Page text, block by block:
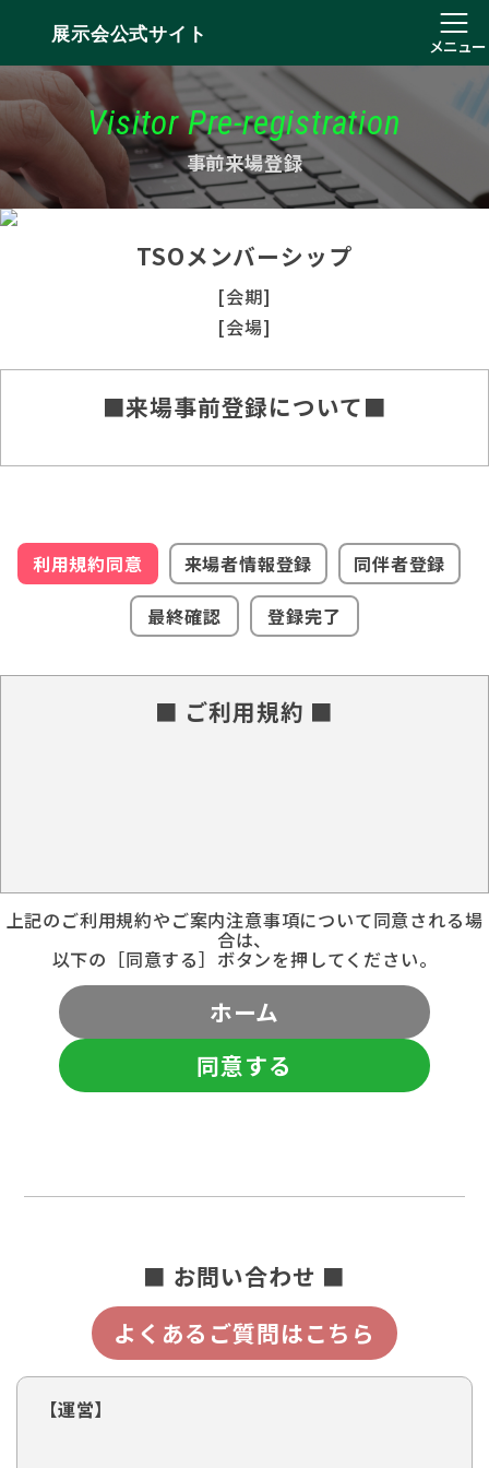
展示会公式サイト
メニュー
Visitor Pre-registration
事前来場登録
TSOメンバーシップ
[会期]
[会場]
■来場事前登録について■
利用規約同意 来場者情報登録
同伴者登録
最終確認
登録完了
■ ご利用規約 ■
上記のご利用規約やご案内注意事項について同意される場
合は、
以下の［同意する］ボタンを押してください。
ホーム
同意する
■ お問い合わせ ■
よくあるご質問はこちら
【運営】